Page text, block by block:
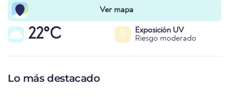
Ver mapa
22°C 5
Exposición UV
Riesgo moderado
Lo más destacado